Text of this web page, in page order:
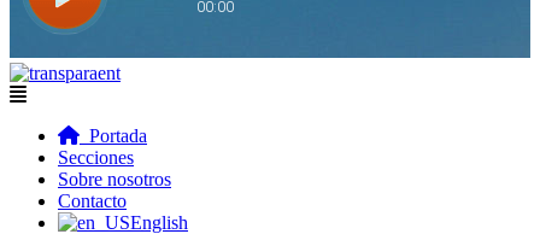
Flyout
Portada
Secciones
Sobre nosotros
Contacto
English